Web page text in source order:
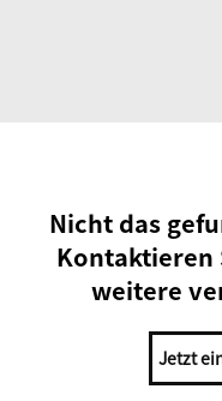
Nicht das
Kontaktieren
weitere
Jetzt